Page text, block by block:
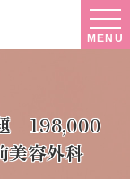
MENU
198,000
容外科